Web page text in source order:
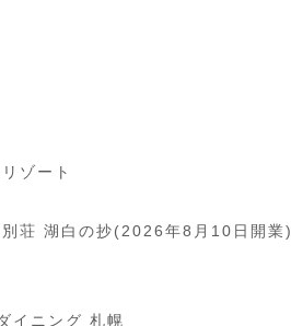
ゾート
荘 湖白の抄(2026年8月10日開業)
イニング 札幌